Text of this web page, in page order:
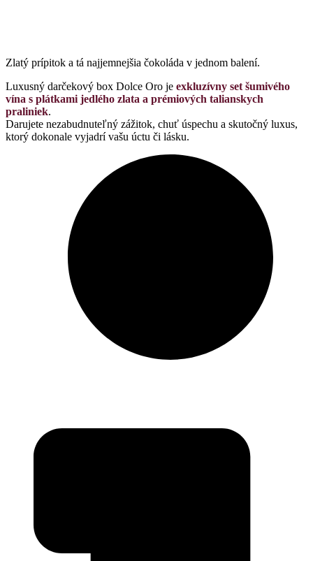
Zlatý prípitok a tá najjemnejšia čokoláda v jednom balení.
Luxusný darčekový box Dolce Oro je exkluzívny set šumivého
vína s plátkami jedlého zlata a prémiových talianskych
praliniek.
Darujete nezabudnuteľný zážitok, chuť úspechu a skutočný luxus,
ktorý dokonale vyjadrí vašu úctu či lásku.